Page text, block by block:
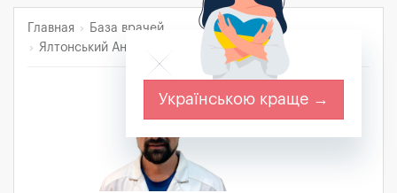
Главная
База врачей
Ялтонський Андрій Володимирович
Отзывы
Українською краще →